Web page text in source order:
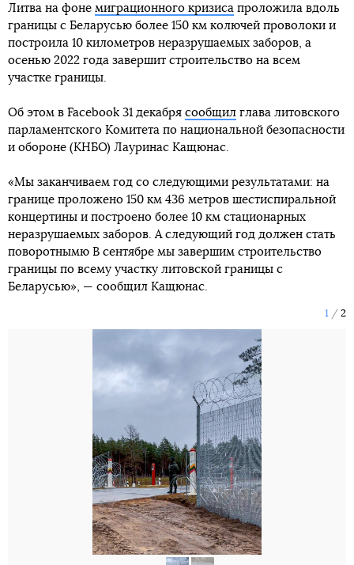
Литва на фоне миграционного кризиса проложила вдоль
границы с Беларусью более 150 км колючей проволоки и
построила 10 километров неразрушаемых заборов, а
осенью 2022 года завершит строительство на всем
участке границы.
Об этом в Facebook 31 декабря сообщил глава литовского
парламентского Комитета по национальной безопасности
и обороне (КНБО) Лауринас Кащюнас.
«Мы заканчиваем год со следующими результатами: на
границе проложено 150 км 436 метров шестиспиральной
концертины и построено более 10 км стационарных
неразрушаемых заборов. А следующий год должен стать
поворотнымю В сентябре мы завершим строительство
границы по всему участку литовской границы с
Беларусью», — сообщил Кащюнас.
1 2